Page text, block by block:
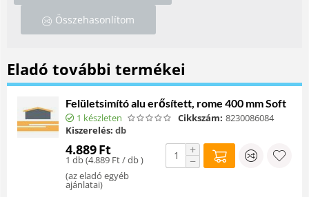
Összehasonlítom
Eladó további termékei
Felületsimító alu erősített, rome 400 mm Soft
1 készleten Cikkszám: 8230086084
Kiszerelés: db
4.889Ft
1 db (4.889 Ft/ db )
(az eladó egyéb
ajánlatai)
+
−